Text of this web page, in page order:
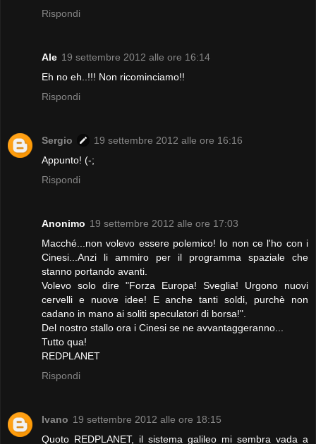
Rispondi
Ale 19 settembre 2012 alle ore 16:14
Eh no eh..!!! Non ricominciamo!!
Rispondi
Sergio
19 settembre 2012 alle ore 16:16
Appunto! (-;
Rispondi
Anonimo 19 settembre 2012 alle ore 17:03
Macché...non volevo essere polemico! Io non ce l'ho con i
Cinesi...Anzi li ammiro per il programma spaziale che
stanno portando avanti.
Volevo solo dire "Forza Europa! Sveglia! Urgono nuovi
cervelli e nuove idee! E anche tanti soldi, purchè non
cadano in mano ai soliti speculatori di borsa!".
Del nostro stallo ora i Cinesi se ne avvantaggeranno...
Tutto qua!
REDPLANET
Rispondi
Ivano 19 settembre 2012 alle ore 18:15
Quoto REDPLANET, il sistema galileo mi sembra vada a